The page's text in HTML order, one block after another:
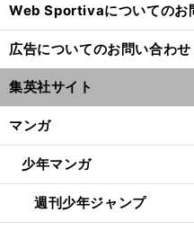
Web Sportivaについてのお
広告についてのお問い合わせ
集英社サイト
マンガ
少年マンガ
週刊少年ジャンプ